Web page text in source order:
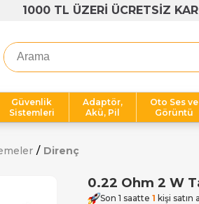
1000 TL ÜZERİ ÜCRETSİZ
Güvenlik
Sistemleri
Adaptör,
Akü, Pil
Oto Ses ve
Görüntü
Direnç
0.22 Ohm 2 W
Son 1 saatte 1 kişi satın